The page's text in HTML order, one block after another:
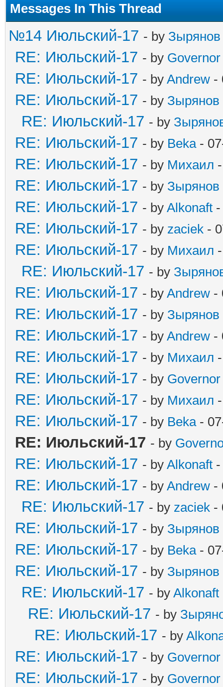
Messages In This Thread
№14 Июльский-17 - by Зырянов
RE: Июльский-17 - by Governor
RE: Июльский-17 - by Andrew -
RE: Июльский-17 - by Зырянов
RE: Июльский-17 - by
RE: Июльский-17 - by Beka-
RE: Июльский-17 - by Михаил
RE: Июльский-17 - by Зырянов
RE: Июльский-17 - by Alkonaft
RE: Июльский-17 - by zaciek -
RE: Июльский-17 - by Михаил
RE: Июльский-17 - by
RE: Июльский-17 - by Andrew -
RE: Июльский-17 - by Зырянов
RE: Июльский-17 - by Andrew -
RE: Июльский-17 - by Михаил
RE: Июльский-17 - by Governor
RE: Июльский-17 - by Михаил
RE: Июльский-17 - by Beka-
RE: Июльский-17 - by
RE: Июльский-17 - by Alkonaft
RE: Июльский-17 - by Andrew -
RE: Июльский-17 - by zaciek -
RE: Июльский-17 - by Зырянов
RE: Июльский-17 - by Beka-
RE: Июльский-17 - by Зырянов
RE: Июльский-17 - by Alkonaft
RE: Июльский-17 - by
RE: Июльский-17 - by
RE: Июльский-17 - by Governor
RE: Июльский-17 - by Governor